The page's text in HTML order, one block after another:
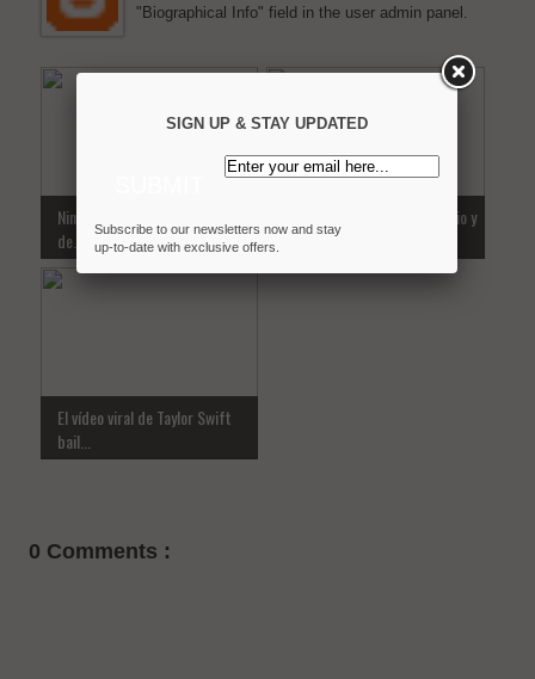
"Biographical Info" field in the user admin panel.
Nino Haratischwili, la escritora
de...
Real Madrid - Al-Ahly: Horario y
dó...
El vídeo viral de Taylor Swift
bail...
0 Comments :
SIGN UP & STAY UPDATED
Subscribe to our newsletters now and stay
up-to-date with exclusive offers.